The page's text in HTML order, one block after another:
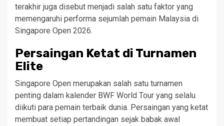
terakhir juga disebut menjadi salah satu faktor yang
memengaruhi performa sejumlah pemain Malaysia di
Singapore Open 2026.
Persaingan Ketat di Turnamen
Elite
Singapore Open merupakan salah satu turnamen
penting dalam kalender BWF World Tour yang selalu
diikuti para pemain terbaik dunia. Persaingan yang ketat
membuat setiap pertandingan sejak babak awal